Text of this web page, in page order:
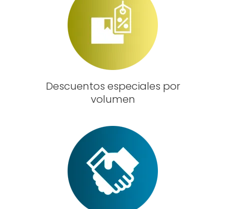
Descuentos especiales por
volumen